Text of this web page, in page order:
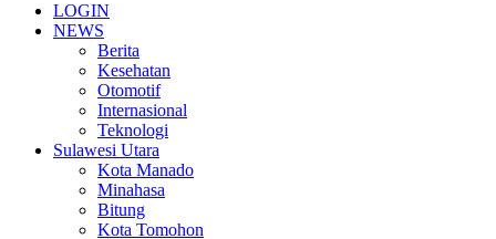
LOGIN
NEWS
Berita
Kesehatan
Otomotif
Internasional
Teknologi
Sulawesi Utara
Kota Manado
Minahasa
Bitung
Kota Tomohon